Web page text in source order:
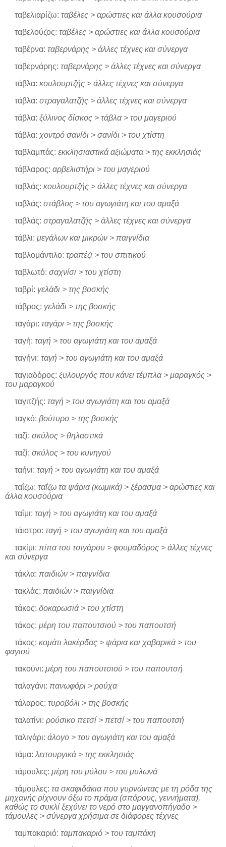
ταβελιαρίζω: ταβέλες > αρώστιες και άλλα κουσούρια
ταβελούζος: ταβέλες > αρώστιες και άλλα κουσούρια
ταβέρνα: ταβερνάρης > άλλες τέχνες και σύνεργα
ταβερνάρης: ταβερνάρης > άλλες τέχνες και σύνεργα
τάβλα: κουλουρτζής > άλλες τέχνες και σύνεργα
τάβλα: στραγαλατζής > άλλες τέχνες και σύνεργα
τάβλα: ξύλινος δίσκος > τάβλα > του μαγεριού
τάβλα: χοντρό σανίδι > σανίδι > του χτίστη
ταβλαμπάς: εκκλησιαστικά αξιώματα > της εκκλησιάς
τάβλαρος: αρβελιστήρι > του μαγεριού
ταβλάς: κουλουρτζής > άλλες τέχνες και σύνεργα
ταβλάς: στάβλος > του αγωγιάτη και του αμαξά
ταβλάς: στραγαλατζής > άλλες τέχνες και σύνεργα
τάβλι: μεγάλων και μικρών > παιγνίδια
ταβλομάντιλο: τραπέζι > του σπιτικού
ταβλωτό: σαχνίσι > του χτίστη
ταβρί: γελάδι > της βοσκής
τάβρος: γελάδι > της βοσκής
ταγάρι: ταγάρι > της βοσκής
ταγή: ταγή > του αγωγιάτη και του αμαξά
ταγήνι: ταγή > του αγωγιάτη και του αμαξά
ταγιαδόρος: ξυλουργός που κάνει τέμπλα > μαραγκός >
του μαραγκού
ταγιτζής: ταγή > του αγωγιάτη και του αμαξά
ταγκό: βούτυρο > της βοσκής
ταζί: σκύλος > θηλαστικά
ταζί: σκύλος > του κυνηγού
ταήνι: ταγή > του αγωγιάτη και του αμαξά
ταΐζω: ταΐζω τα ψάρια (κωμικά) > ξέρασμα > αρώστιες και
άλλα κουσούρια
ταΐμι: ταγή > του αγωγιάτη και του αμαξά
τάιστρο: ταγή > του αγωγιάτη και του αμαξά
τακίμι: πίπα του τσιγάρου > φουμαδόρος > άλλες τέχνες
και σύνεργα
τάκλα: παιδιών > παιγνίδια
τακλάς: παιδιών > παιγνίδια
τάκος: δοκαρωσιά > του χτίστη
τάκος: μέρη του παπουτσιού > του παπουτσή
τάκος: κομάτι λακέρδας > ψάρια και χαβαρικά > του
φαγιού
τακούνι: μέρη του παπουτσιού > του παπουτσή
ταλαγάνι: πανωφόρι > ρούχα
τάλαρος: τυροβόλι > της βοσκής
ταλατίνι: ρούσικο πετσί > πετσί > του παπουτσή
ταλιγάρι: άλογο > του αγωγιάτη και του αμαξά
τάμα: λειτουργικά > της εκκλησιάς
τάμουλες: μέρη του μύλου > του μυλωνά
τάμουλες: τα σκαφιδάκια που γυρνώντας με τη ρόδα της
μηχανής ρίχνουν όξω το πράμα (σπόρους, γεννήματα),
καθώς το συκλί ξεχύνει το νερό στο μαγγανοπήγαδο >
τάμουλες > σύνεργα χρήσιμα σε διάφορες τέχνες
ταμπακαριό: ταμπακαριό > του ταμπάκη